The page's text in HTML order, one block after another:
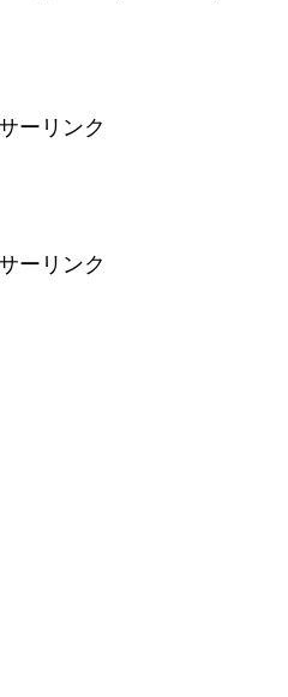
ーリンク
ーリンク